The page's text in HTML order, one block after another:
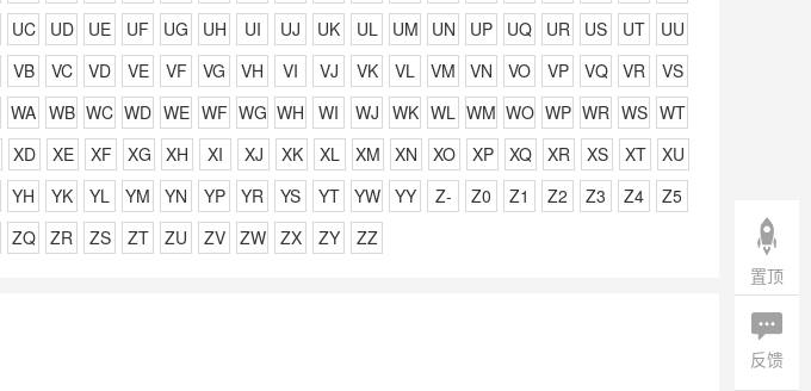
UC UD UE UF UG UH UI UJ UK UL UM UN UP UQ UR US UT
UU
VB VC VD VE VF VG VH VI VJ VK VL VM VN VO VP VQ VR
VS
WA WB WC WD WE WF WG WH WI WJ WK WL WM WO WP WR WS WT
XD XE XF XG XH XI XJ XK XL XM XN XO XP XQ XR XS XT
XU
YH YK YL YM YN YP YR YS YT YW YY Z- Z0 Z1 Z2 Z3 Z4
Z5
ZQ ZR ZS ZT ZU ZV ZW ZX ZY ZZ
置顶
反馈